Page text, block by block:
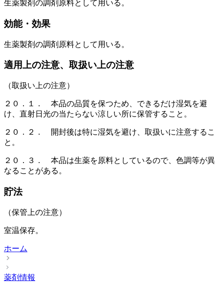
生薬製剤の調剤原料として用いる。
効能・効果
生薬製剤の調剤原料として用いる。
適用上の注意、取扱い上の注意
（取扱い上の注意）
２０．１． 本品の品質を保つため、できるだけ湿気を避
け、直射日光の当たらない涼しい所に保管すること。
２０．２． 開封後は特に湿気を避け、取扱いに注意するこ
と。
２０．３． 本品は生薬を原料としているので、色調等が異
なることがある。
貯法
（保管上の注意）
室温保存。
ホーム
薬剤情報